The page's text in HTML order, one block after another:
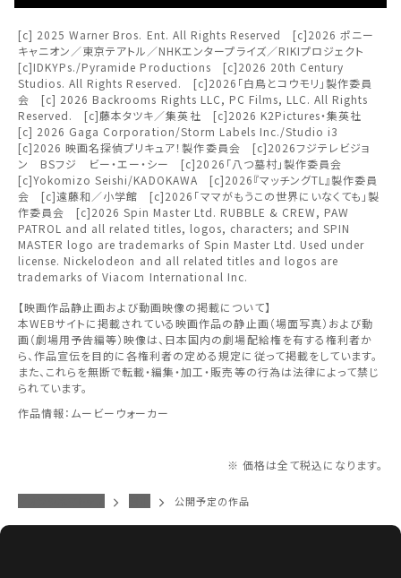
上映スケジュールを確認する
その他の劇場を選ぶ
無料のワタシアターライト会員もあります。
予約を確認・変更する
チケットの予約状況の確認及び予約を変更したい場合は、
下記リンクよりご確認ください。
予約を確認する
予約を変更する
都道府県から選ぶ
北海道
東北
関東
北越
中部
近畿
中国・四国
[c] 2025 Warner Bros. Ent. All Rights Reserved [c]2026 ポニー
キャニオン／東京テアトル／NHKエンタープライズ／RIKIプロジェクト
[c]IDKYPs./Pyramide Productions [c]2026 20th Century
Studios. All Rights Reserved. [c]2026「白鳥とコウモリ」製作委員
会 [c] 2026 Backrooms Rights LLC, PC Films, LLC. All Rights
Reserved. [c]藤本タツキ／集英社 [c]2026 K2Pictures・集英社
[c] 2026 Gaga Corporation/Storm Labels Inc./Studio i3
[c]2026 映画名探偵プリキュア！製作委員会 [c]2026フジテレビジョ
ン BSフジ ビー・エー・シー [c]2026「八つ墓村」製作委員会
[c]Yokomizo Seishi/KADOKAWA [c]2026『マッチングTL』製作委員
会 [c]遠藤和／小学館 [c]2026「ママがもうこの世界にいなくても」製
作委員会 [c]2026 Spin Master Ltd. RUBBLE & CREW, PAW
PATROL and all related titles, logos, characters; and SPIN
MASTER logo are trademarks of Spin Master Ltd. Used under
license. Nickelodeon and all related titles and logos are
trademarks of Viacom International Inc.
【映画作品静止画および動画映像の掲載について】
本WEBサイトに掲載されている映画作品の静止画（場面写真）および動
画（劇場用予告編等）映像は、日本国内の劇場配給権を有する権利者か
ら、作品宣伝を目的に各権利者の定める規定に従って掲載をしています。
また、これらを無断で転載・編集・加工・販売等の行為は法律によって禁じ
られています。
作品情報：ムービーウォーカー
※ 価格は全て税込になります。
公開予定の作品
閉じる
劇場を変更しますか？
劇場を変更すると、STEP2以降で選択いただいた情報は解除
されます。
変更しないで続ける 変更する
閉じる
閉じる
上映日を変更しますか？
上映日を変更すると、STEP3以降で選択いただいた情報は解
除されます。
変更しないで続ける 変更する
閉じる
みたい機能のご利用には
ワタシアター会員へのご登録が必要です。
ワタシアター会員へのログイン・ご登録はこちら
閉じる